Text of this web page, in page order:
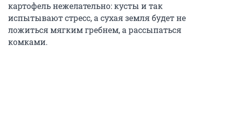
картофель нежелательно: кусты и так
испытывают стресс, а сухая земля будет не
ложиться мягким гребнем, а рассыпаться
комками.